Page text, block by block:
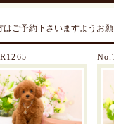
ご予約下さいますようお願